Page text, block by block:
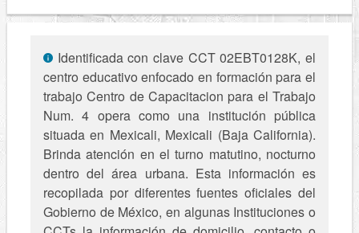
Identificada con clave CCT 02EBT0128K, el
centro educativo enfocado en formación para el
trabajo Centro de Capacitacion para el Trabajo
Num. 4 opera como una institución pública
situada en Mexicali, Mexicali (Baja California).
Brinda atención en el turno matutino, nocturno
dentro del área urbana. Esta información es
recopilada por diferentes fuentes oficiales del
Gobierno de México, en algunas Instituciones o